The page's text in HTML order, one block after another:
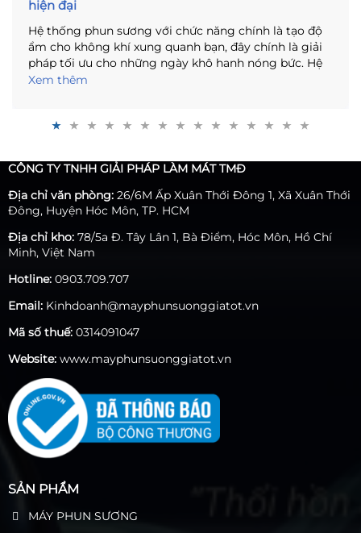
hiện đại
Hệ thống phun sương với chức năng chính là tạo độ
ẩm cho không khí xung quanh bạn, đây chính là giải
pháp tối ưu cho những ngày khô hanh nóng bức. Hệ
thống phun sương không chỉ có mục đích riêng là
rõ hơn về máy phun sương, bài viết ngay sau đây với
nhìn tổng quát về máy phun sương thế hệ mới.
Xem thêm
CÔNG TY TNHH GIẢI PHÁP LÀM MÁT TMĐ
Địa chỉ văn phòng: 26/6M Ấp Xuân Thới Đông 1, Xã Xuân Thới
Đông, Huyện Hóc Môn, TP. HCM
Địa chỉ kho: 78/5a Đ. Tây Lân 1, Bà Điểm, Hóc Môn, Hồ Chí
Minh, Việt Nam
Hotline: 0903.709.707
Email: Kinhdoanh@mayphunsuonggiatot.vn
Mã số thuế: 0314091047
Website: www.mayphunsuonggiatot.vn
SẢN PHẨM
MÁY PHUN SƯƠNG